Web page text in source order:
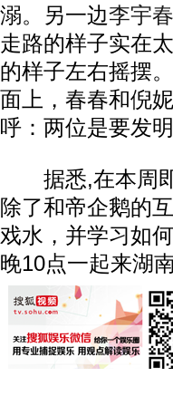
溺。另一边李宇春
走路的样子实在
的样子左右摇摆
面上，春春和倪
呼：两位是要发
据悉,在本周即
除了和帝企鹅的
戏水，并学习如
晚10点一起来湖